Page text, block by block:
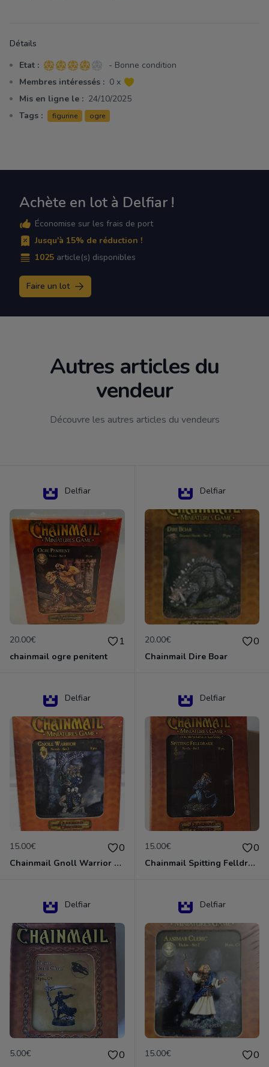
Détails
Etat : 4 sur 5 étoiles
- Bonne condition
Membres intéressés : 0 x
Mis en ligne le : 24/10/2025
Tags :
figurine ogre
Achète en lot à Delfiar !
Économise sur les frais de port
Jusqu'à 15% de réduction !
1025 article(s) disponibles
Faire un lot
Autres articles du
vendeur
Découvre les autres articles du vendeurs
Delfiar
20.00€ 1
chainmail ogre penitent
Delfiar
20.00€ 0
Chainmail Dire Boar
Delfiar
15.00€ 0
Chainmail Gnoll Warrior Dungeons & Dragons
Delfiar
15.00€ 0
Chainmail Spitting Felldrake
Delfiar
5.00€ 0
Delfiar
15.00€ 0